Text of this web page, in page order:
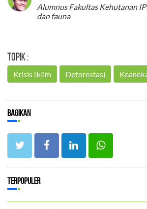
Alumnus Fakultas Kehutanan
dan fauna
Topik :
Krisis Iklim Deforestasi
Bagikan
Terpopuler